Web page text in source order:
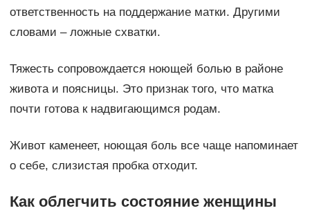
ответственность на поддержание матки. Другими
словами – ложные схватки.
Тяжесть сопровождается ноющей болью в районе
живота и поясницы. Это признак того, что матка
почти готова к надвигающимся родам.
Живот каменеет, ноющая боль все чаще напоминает
о себе, слизистая пробка отходит.
Как облегчить состояние женщины